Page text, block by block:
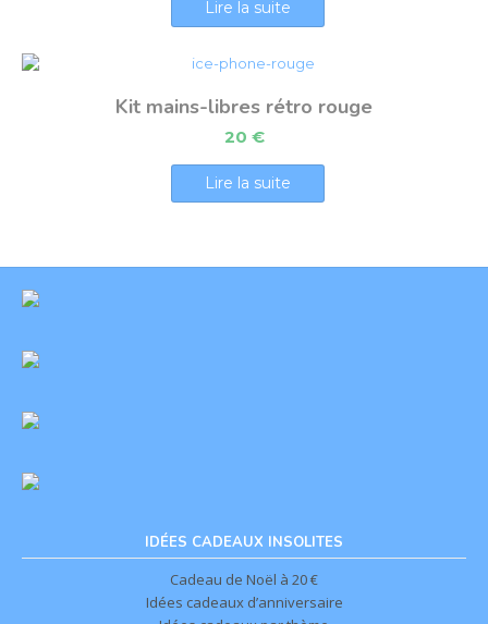
Lire la suite
Kit mains-libres rétro rouge
20 €
Lire la suite
IDÉES CADEAUX INSOLITES
Cadeau de Noël à 20 €
Idées cadeaux d’anniversaire